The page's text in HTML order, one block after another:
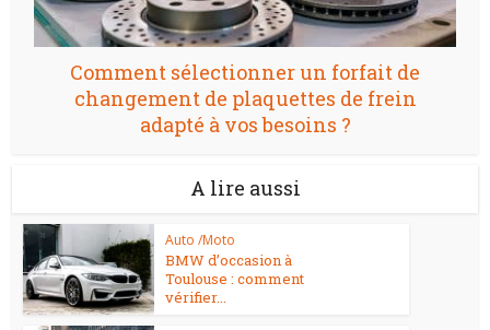
Comment sélectionner un forfait de
changement de plaquettes de frein
adapté à vos besoins ?
A lire aussi
Auto /Moto
BMW d’occasion à
Toulouse : comment
vérifier...